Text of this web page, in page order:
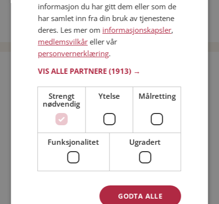
Date menn i Norge
Date kvinner i Norge
Bli medlem gratis!
Jeg er en: Mann Kvinne
Min alder:
informasjon du har gitt dem eller som de
har samlet inn fra din bruk av tjenestene
deres. Les mer om informasjonskapsler,
medlemsvilkåreller vår
personvernerklæring.
VIS ALLE PARTNERE(1913) →
Strengt
nødvendig
Ytelse Målretting
Funksjonalitet Ugradert
GODTA ALLE